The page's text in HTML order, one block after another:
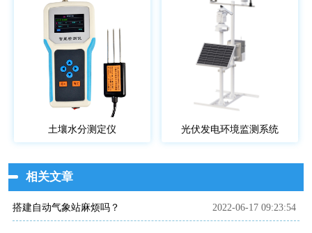
土壤水分测定仪 光伏发电环境监测系统
相关文章
搭建自动气象站麻烦吗？ 2022-06-17 09:23:54